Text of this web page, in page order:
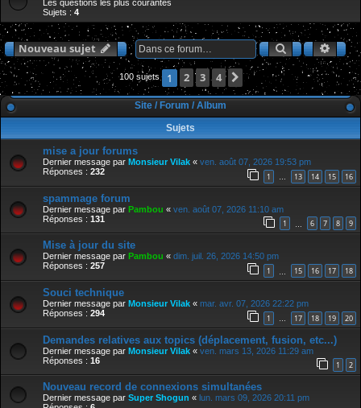
c
e
r
Les questions les plus courantes
Sujets : 4
Nouveau sujet Rechercher
100 sujets 1 2 3 4 Suivante
Site / Forum / Album
Sujets
mise a jour forums
Dernier message par Monsieur Vilak « ven. août 07, 2026 19:53 pm
Réponses : 232 1 … 13 14 15 16
spammage forum
Dernier message par Pambou « ven. août 07, 2026 11:10 am
Réponses : 131 1 6 7 8 9
Mise à jour du site
Dernier message par Pambou « dim. juil. 26, 2026 14:50 pm
Réponses : 257 1 15 16 17 18
Souci technique
Dernier message par Monsieur Vilak « mar. avr. 07, 2026 22:22 pm
Réponses : 294 1 … 17 18 19 20
Demandes relatives aux topics (déplacement, fusion, etc...)
Dernier message par Monsieur Vilak « ven. mars 13, 2026 11:29 am
Réponses : 16 1 2
Nouveau record de connexions simultanées
Dernier message par Super Shogun « lun. mars 09, 2026 20:11 pm